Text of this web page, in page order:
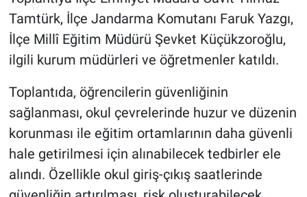
Tamtürk, İlçe Jandarma Komutanı Faruk Yazgı,
İlçe Millî Eğitim Müdürü Şevket Küçükzoroğlu,
ilgili kurum müdürleri ve öğretmenler katıldı.
Toplantıda, öğrencilerin güvenliğinin
sağlanması, okul çevrelerinde huzur ve düzenin
korunması ile eğitim ortamlarının daha güvenli
hale getirilmesi için alınabilecek tedbirler ele
alındı. Özellikle okul giriş-çıkış saatlerinde